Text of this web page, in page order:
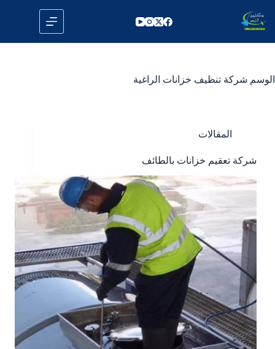
إلى
المحتوى
الوسم شركة تنظيف خزانات الراغية
المقالات
شركة تعقيم خزانات بالطائف